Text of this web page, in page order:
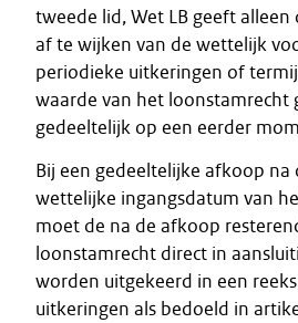
tweede lid, Wet LB geeft
af te wijken van de wettelijk
periodieke uitkeringen of
waarde van het loonstamrecht
gedeeltelijk op een eerder
Bij een gedeeltelijke afkoop na
wettelijke ingangsdatum van
moet de na de afkoop
loonstamrecht direct in
worden uitgekeerd in een
uitkeringen als bedoeld in